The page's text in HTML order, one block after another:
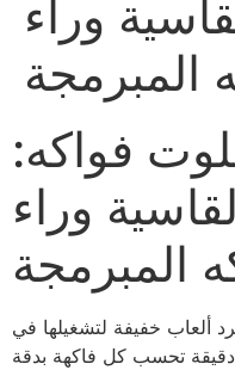
وراء
المبرمجة
فواكه:
وراء
المبرمجة
ألعاب خفيفة لتشغيلها في
دقيقة تحسب كل فاكهة بدقة